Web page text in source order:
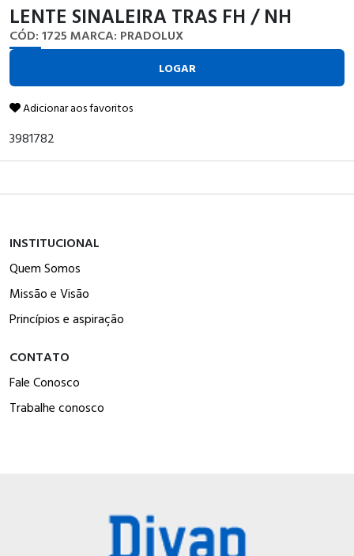
LENTE SINALEIRA TRAS FH / NH
CÓD: 1725 MARCA: PRADOLUX
LOGAR
Adicionar aos favoritos
3981782
INSTITUCIONAL
Quem Somos
Missão e Visão
Princípios e aspiração
CONTATO
Fale Conosco
Trabalhe conosco